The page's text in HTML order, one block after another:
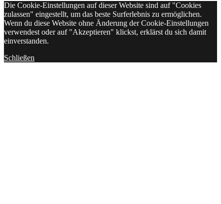
Die Cookie-Einstellungen auf dieser Website sind auf "Cookies
zulassen" eingestellt, um das beste Surferlebnis zu ermöglichen.
Wenn du diese Website ohne Änderung der Cookie-Einstellungen
verwendest oder auf "Akzeptieren" klickst, erklärst du sich damit
einverstanden.
Schließen